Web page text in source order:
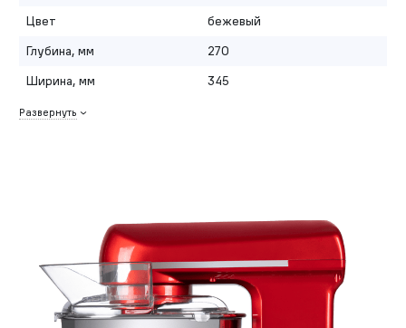
Цвет
бежевый
Глубина, мм
270
Ширина, мм
345
Развернуть